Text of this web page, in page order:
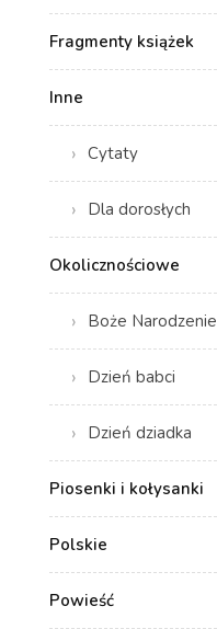
Fragmenty książek
Inne
Cytaty
Dla dorosłych
Okolicznościowe
Boże Narodzenie
Dzień babci
Dzień dziadka
Piosenki i kołysanki
Polskie
Powieść